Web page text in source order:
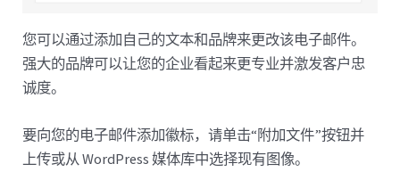
您可以通过添加自己的文本和品牌来更改该电子邮件。
强大的品牌可以让您的企业看起来更专业并激发客户忠
诚度。
要向您的电子邮件添加徽标，请单击“附加文件”按钮并
上传或从 WordPress 媒体库中选择现有图像。